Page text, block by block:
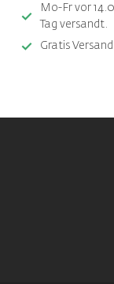
Mo-Fr vor
Tag versandt.
Gratis